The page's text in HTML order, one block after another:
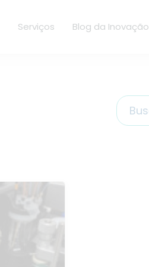
Serviços Blog da Inovação